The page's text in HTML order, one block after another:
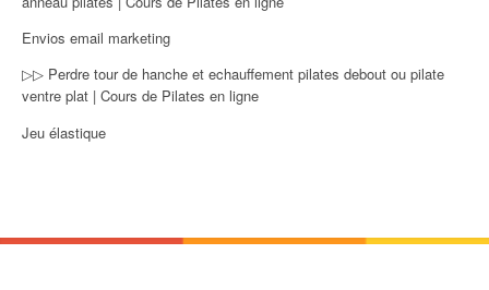
Envios email marketing
▷▷ Perdre tour de hanche et echauffement pilates debout ou pilate
ventre plat | Cours de Pilates en ligne
Jeu élastique